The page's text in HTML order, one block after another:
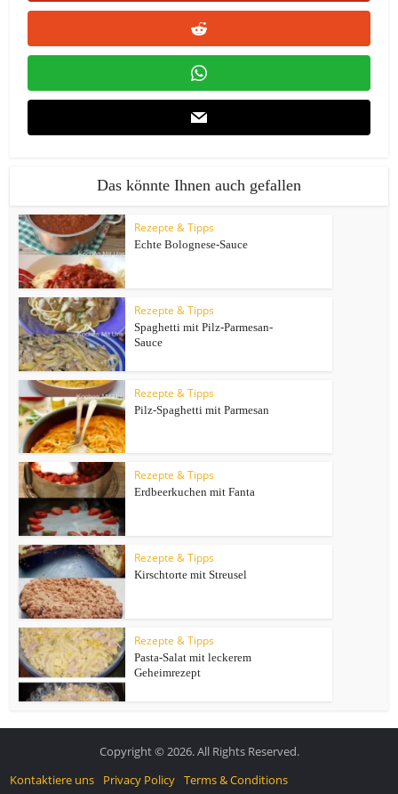
Das könnte Ihnen auch gefallen
Rezepte & Tipps
Echte Bolognese-Sauce
Rezepte & Tipps
Spaghetti mit Pilz-Parmesan-
Sauce
Rezepte & Tipps
Pilz-Spaghetti mit Parmesan
Rezepte & Tipps
Erdbeerkuchen mit Fanta
Rezepte & Tipps
Kirschtorte mit Streusel
Rezepte & Tipps
Pasta-Salat mit leckerem
Geheimrezept
Copyright © 2026. All Rights Reserved.
Kontaktiere uns
Privacy Policy Terms & Conditions